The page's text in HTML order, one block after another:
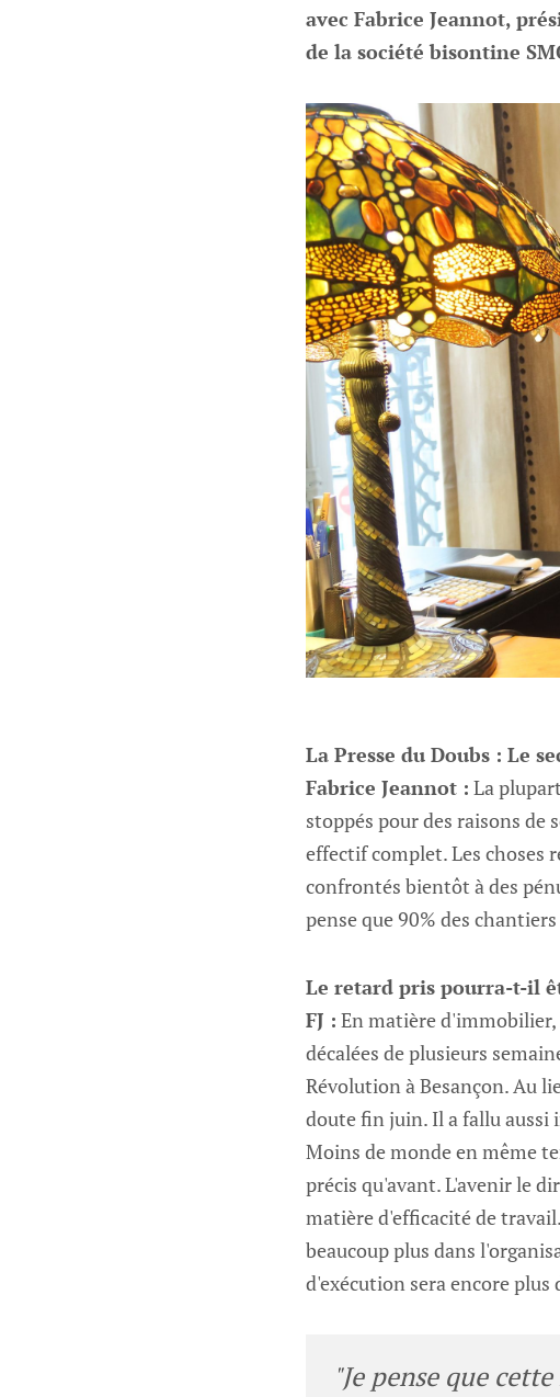
avec Fabrice Jeannot,
de la société bisontine
La Presse du Doubs : Le
Fabrice Jeannot : La
stoppés pour des raisons
effectif complet. Les choses
confrontés bientôt à des
pense que 90% des
Le retard pris pourra-t-il
FJ : En matière
décalées de plusieurs
Révolution à Besançon. Au
doute fin juin. Il a fallu aussi
Moins de monde en même
précis qu'avant. L'avenir le
matière d'efficacité de
beaucoup plus dans
d'exécution sera encore
"Je pense que